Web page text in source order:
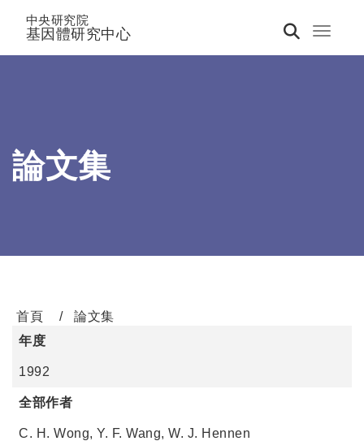
Toggle
中央研究院
基因體研究中心
論文集
首頁
論文集
年度
1992
全部作者
C. H. Wong, Y. F. Wang, W. J. Hennen